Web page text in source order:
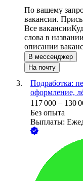
По вашему
вакансии.
Все вакансии
слова в
описании
В мессенджер
На почту
Подработка:
оформление,
117 000 – 130
Без опыта
Выплаты: